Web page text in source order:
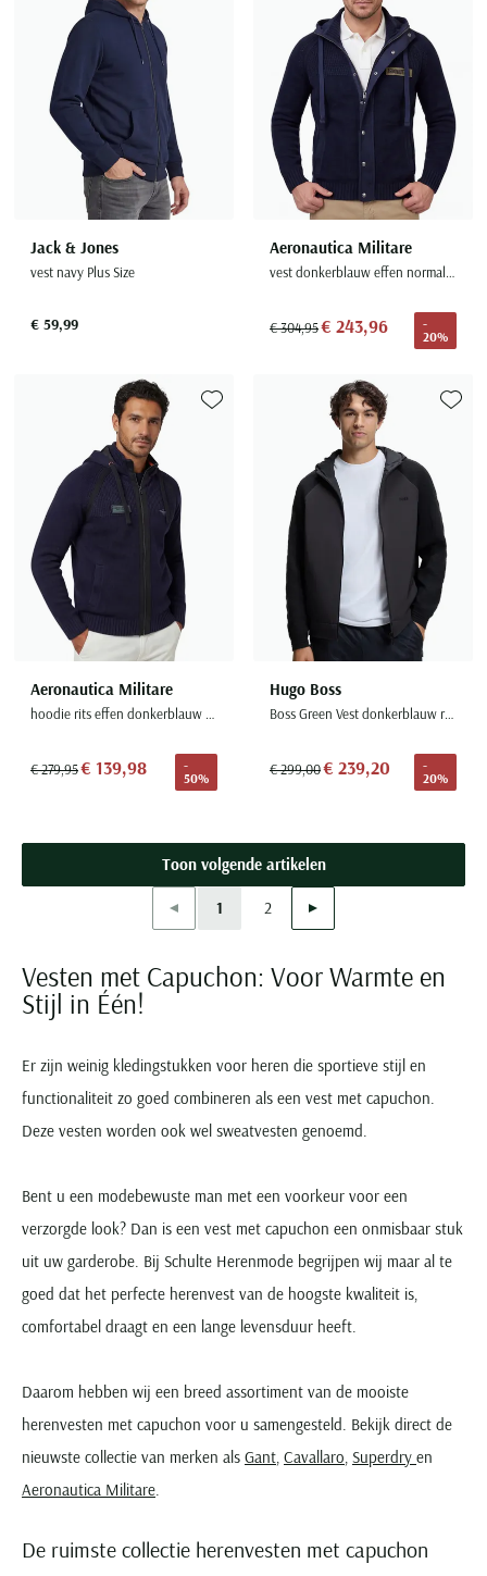
Jack & Jones
vest navy Plus Size
€ 59,99
Aeronautica Militare
vest donkerblauw effen normale fit
€ 304,95€ 243,96
-
20%
Aeronautica Militare
hoodie rits effen donkerblauw gebreid
€ 279,95€ 139,98
-
50%
Toevoegen aan favorieten
Hugo Boss
Boss Green Vest donkerblauw regular fit polyester
€ 299,00€ 239,20
-
20%
Toon volgende artikelen
Vorige
Current Page
1
Page
2 Volgende
Vesten met Capuchon: Voor Warmte en
Stijl in Één!
Er zijn weinig kledingstukken voor heren die sportieve stijl en
functionaliteit zo goed combineren als een vest met capuchon.
Deze vesten worden ook wel sweatvesten genoemd.
Bent u een modebewuste man met een voorkeur voor een
verzorgde look? Dan is een vest met capuchon een onmisbaar stuk
uit uw garderobe. Bij Schulte Herenmode begrijpen wij maar al te
goed dat het perfecte herenvest van de hoogste kwaliteit is,
comfortabel draagt en een lange levensduur heeft.
Daarom hebben wij een breed assortiment van de mooiste
herenvesten met capuchon voor u samengesteld. Bekijk direct de
nieuwste collectie van merken als Gant Cavallaro Superdry en
Aeronautica Militare
De ruimste collectie herenvesten met capuchon